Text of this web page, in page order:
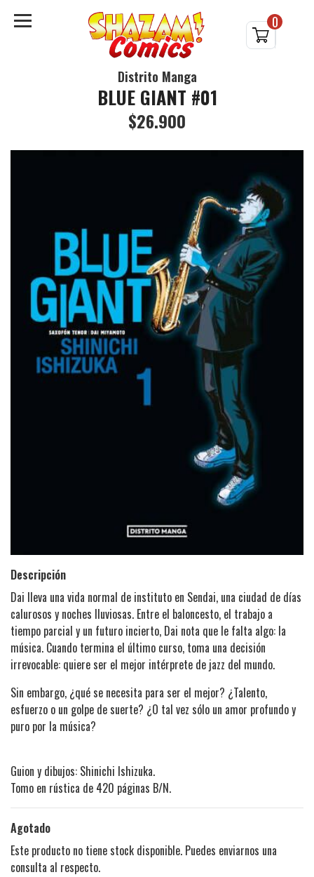
0
Distrito Manga
BLUE GIANT #01
$26.900
Descripción
Dai lleva una vida normal de instituto en Sendai, una ciudad de días
calurosos y noches lluviosas. Entre el baloncesto, el trabajo a
tiempo parcial y un futuro incierto, Dai nota que le falta algo: la
música. Cuando termina el último curso, toma una decisión
irrevocable: quiere ser el mejor intérprete de jazz del mundo.
Sin embargo, ¿qué se necesita para ser el mejor? ¿Talento,
esfuerzo o un golpe de suerte? ¿O tal vez sólo un amor profundo y
puro por la música?
Guion y dibujos: Shinichi Ishizuka.
Tomo en rústica de 420 páginas B/N.
Agotado
Este producto no tiene stock disponible. Puedes enviarnos una
consulta al respecto.